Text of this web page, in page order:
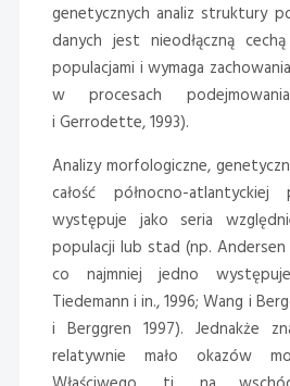
genetycznych analiz struktury
danych jest nieodłączną cechą
populacjami i wymaga
w procesach
i Gerrodette, 1993).
Analizy morfologiczne,
całość północno-atlantyckiej
występuje jako seria
populacji lub stad (np.
co najmniej jedno
Tiedemann i in., 1996; Wang i
i Berggren 1997). Jednakże
relatywnie mało okazów